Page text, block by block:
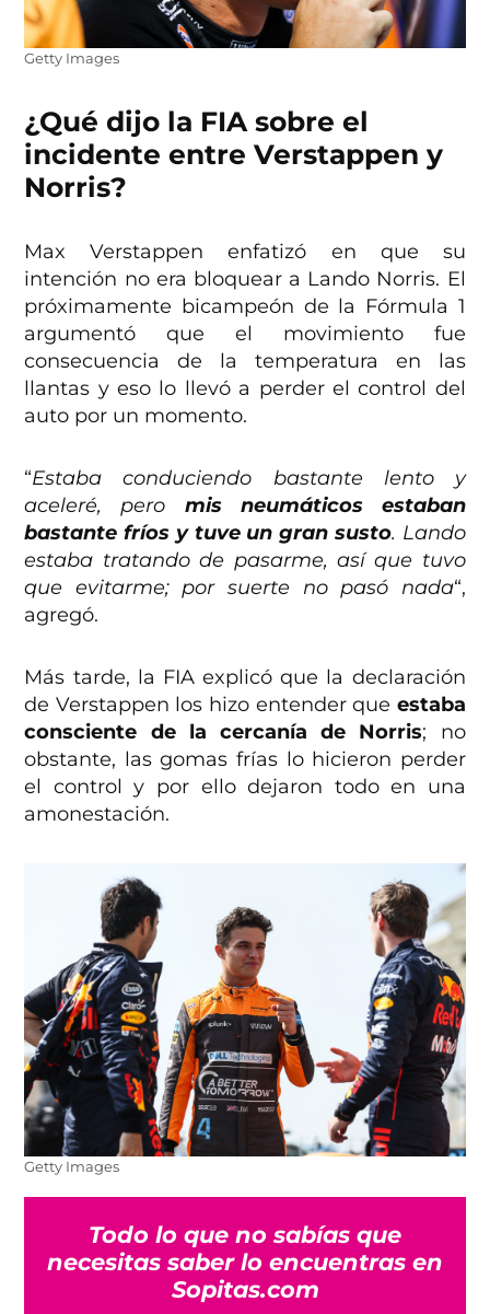
Getty Images
¿Qué dijo la FIA sobre el
incidente entre Verstappen y
Norris?
Max Verstappen enfatizó en que su
intención no era bloquear a Lando Norris. El
próximamente bicampeón de la Fórmula 1
argumentó que el movimiento fue
consecuencia de la temperatura en las
llantas y eso lo llevó a perder el control del
auto por un momento.
“Estaba conduciendo bastante lento y
aceleré, pero mis neumáticos estaban
bastante fríos y tuve un gran susto. Lando
estaba tratando de pasarme, así que tuvo
que evitarme; por suerte no pasó nada“,
agregó.
Más tarde, la FIA explicó que la declaración
de Verstappen los hizo entender que estaba
consciente de la cercanía de Norris; no
obstante, las gomas frías lo hicieron perder
el control y por ello dejaron todo en una
amonestación.
Getty Images
Todo lo que no sabías que
necesitas saber lo encuentras en
Sopitas.com